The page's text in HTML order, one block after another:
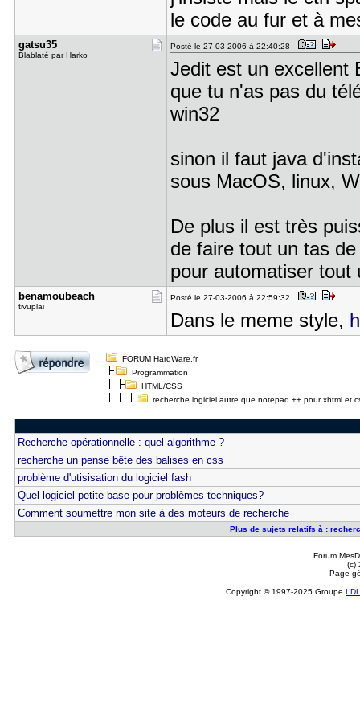
le code au fur et à
gatsu35
Blablaté par Harko
Posté le 27-03-2006 à 22:40:28
Jedit est un excellent
que tu n'as pas du
win32
sinon il faut java
sous MacOS, linux,
De plus il est très
de faire tout un tas
pour automatiser
benamoubea​ch
tivuplai
Posté le 27-03-2006 à 22:59:32
Dans le meme style,
FORUM HardWare.fr
Programmation
HTML/CSS
recherche logiciel autre que notepad ++ pour xhtml et
Recherche opérationnelle : quel algorithme ?
recherche un pense bête des balises en css
problème d'utisisation du logiciel fash
Quel logiciel petite base pour problèmes techniques?
Comment soumettre mon site à des moteurs de recherche
Plus de sujets relatifs à :
Forum
(c)
Page
Copyright © 1997-2025 Groupe